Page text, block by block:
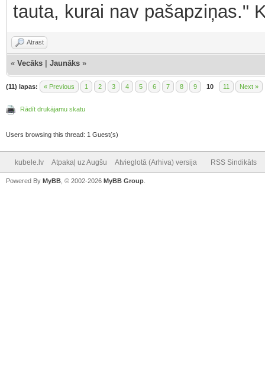
tauta, kurai nav pašapziņas."
Atrast
« Vecāks Jaunāks »
(11) lapas: « Previous 1 2 3 4 5 6 7 8 9 10 11 Next »
Rādīt drukājamu skatu
Users browsing this thread: 1 Guest(s)
kubele.lv Atpakaļ uz Augšu Atvieglotā (Arhiva) versija RSS Sindikāts
Powered By MyBB , © 2002-2026 MyBB Group